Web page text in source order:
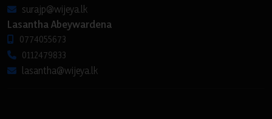
surajp@wijeya.lk
Lasantha Abeywardena
0774055673
0112479833
lasantha@wijeya.lk